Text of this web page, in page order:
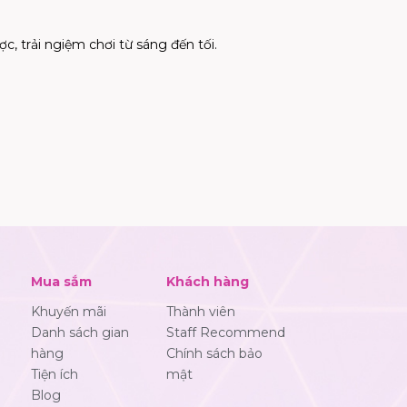
trải ngiệm chơi từ sáng đến tối.
Mua sắm
Khuyến mãi
Danh sách gian
hàng
Tiện ích
Blog
Khách hàng
Thành viên
Staff Recommend
Chính sách bảo
mật